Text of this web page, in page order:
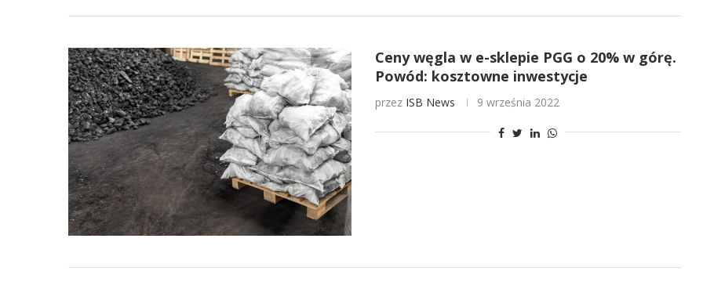
Ceny węgla w e-sklepie PGG o 20% w górę.
Powód: kosztowne inwestycje
przez ISB News 9 września 2022